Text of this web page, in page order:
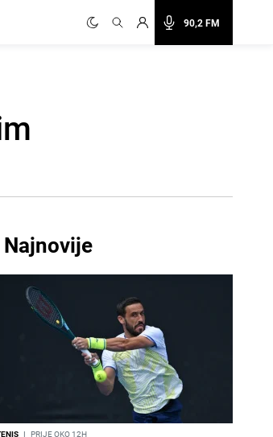
90,2 FM
Najnovije
I PRIJE OKO 12H